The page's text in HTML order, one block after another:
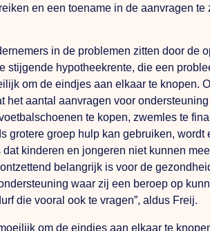
en een toename in de aanvragen te
in de problemen zitten door de
stijgende hypotheekrente, die een
om de eindjes aan elkaar te knopen.
het aantal aanvragen voor
te kopen, zwemles te
grotere groep hulp kan gebruiken,
dat kinderen en jongeren niet kunnen
belangrijk is voor de
waar zij een beroep op
die vooral ook te vragen”, aldus Freij.
om de eindjes aan elkaar te